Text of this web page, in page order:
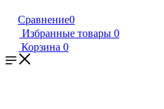
Сравнение0
Избранные товары 0
Корзина 0